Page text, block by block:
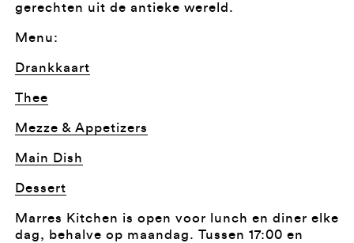
gerechten uit de antieke wereld.
Menu:
Drankkaart
Thee
Mezze & Appetizers
Main Dish
Dessert
Marres Kitchen is open voor lunch en diner elke
dag, behalve op maandag. Tussen 17:00 en